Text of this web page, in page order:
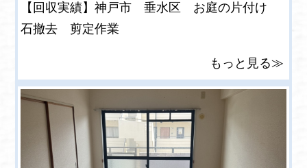
【回収実績】神戸市 垂水区 お庭の片付け
石撤去 剪定作業
もっと見る≫